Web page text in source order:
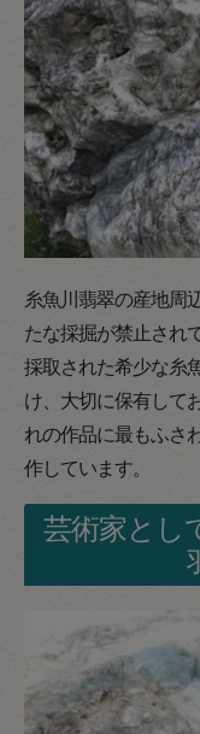
糸魚川翡翠の産地周
たな採掘が禁止され
採取された希少な糸
け、大切に保有して
れの作品に最もふさ
作しています。
芸術家とし